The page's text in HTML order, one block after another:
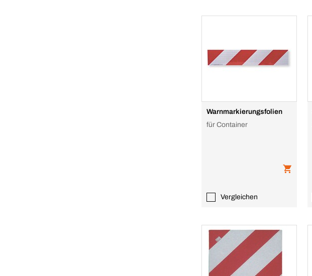
Warnmarkierungsfolien
für Container
Vergleichen